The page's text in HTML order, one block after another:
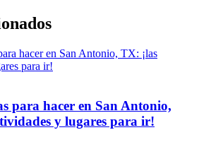
para hacer en San Antonio,
y lugares para ir!